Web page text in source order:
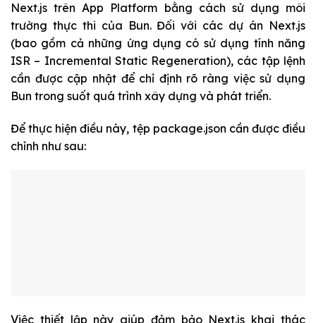
Next.js trên App Platform bằng cách sử dụng môi
trường thực thi của Bun. Đối với các dự án Next.js
(bao gồm cả những ứng dụng có sử dụng tính năng
ISR – Incremental Static Regeneration), các tập lệnh
cần được cập nhật để chỉ định rõ ràng việc sử dụng
Bun trong suốt quá trình xây dựng và phát triển.
Để thực hiện điều này, tệp package.json cần được điều
chỉnh như sau:
Việc thiết lập này giúp đảm bảo Next.js khai thác